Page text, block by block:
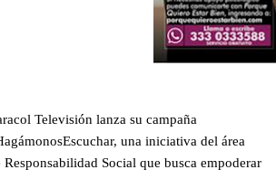
Caracol Televisión lanza su campaña